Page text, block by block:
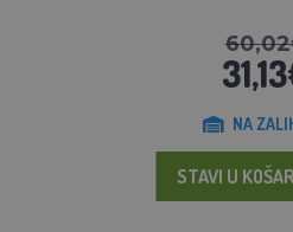
NA
STAVI U